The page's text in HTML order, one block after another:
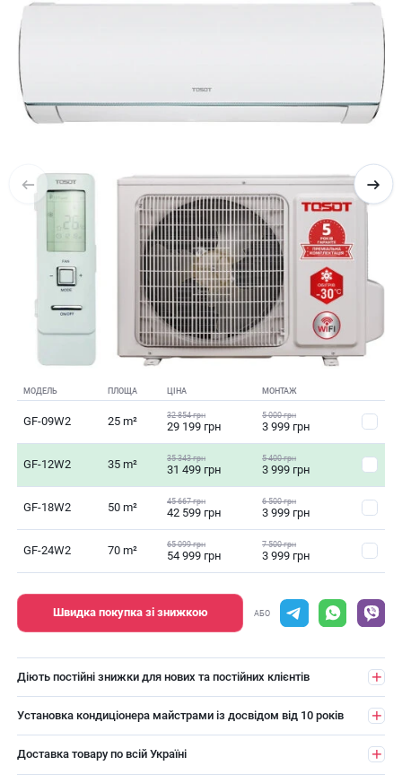
МОДЕЛЬ ПЛОЩА ЦІНА МОНТАЖ
GF-09W2 25 m² 32 854 грн
29 199 грн
5 000 грн
3 999 грн
GF-12W2 35 m² 35 343 грн
31 499 грн
5 400 грн
3 999 грн
GF-18W2 50 m² 45 667 грн
42 599 грн
6 500 грн
3 999 грн
GF-24W2 70 m² 65 099 грн
54 999 грн
7 500 грн
3 999 грн
Швидка покупка зі знижкою АБО
Діють постійні знижки для нових та постійних клієнтів
Установка кондиціонера майстрами із досвідом від 10 років
Доставка товару по всій Україні